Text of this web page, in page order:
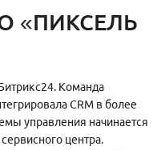
«ПИКСЕЛЬ
Команда
CRM в более
управления начинается
центра.